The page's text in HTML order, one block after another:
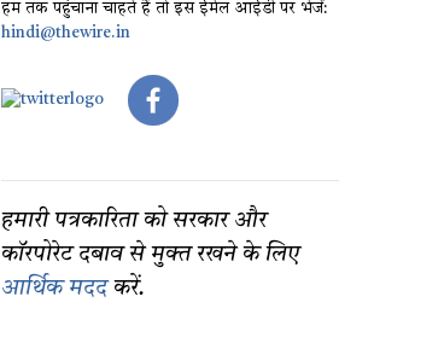
हम तक पहुंचाना चाहते हैं तो इस ईमेल आईडी पर भेजें:
hindi@thewire.in
हमारी पत्रकारिता को सरकार और
कॉरपोरेट दबाव से मुक्त रखने के लिए
आर्थिक मददकरें.